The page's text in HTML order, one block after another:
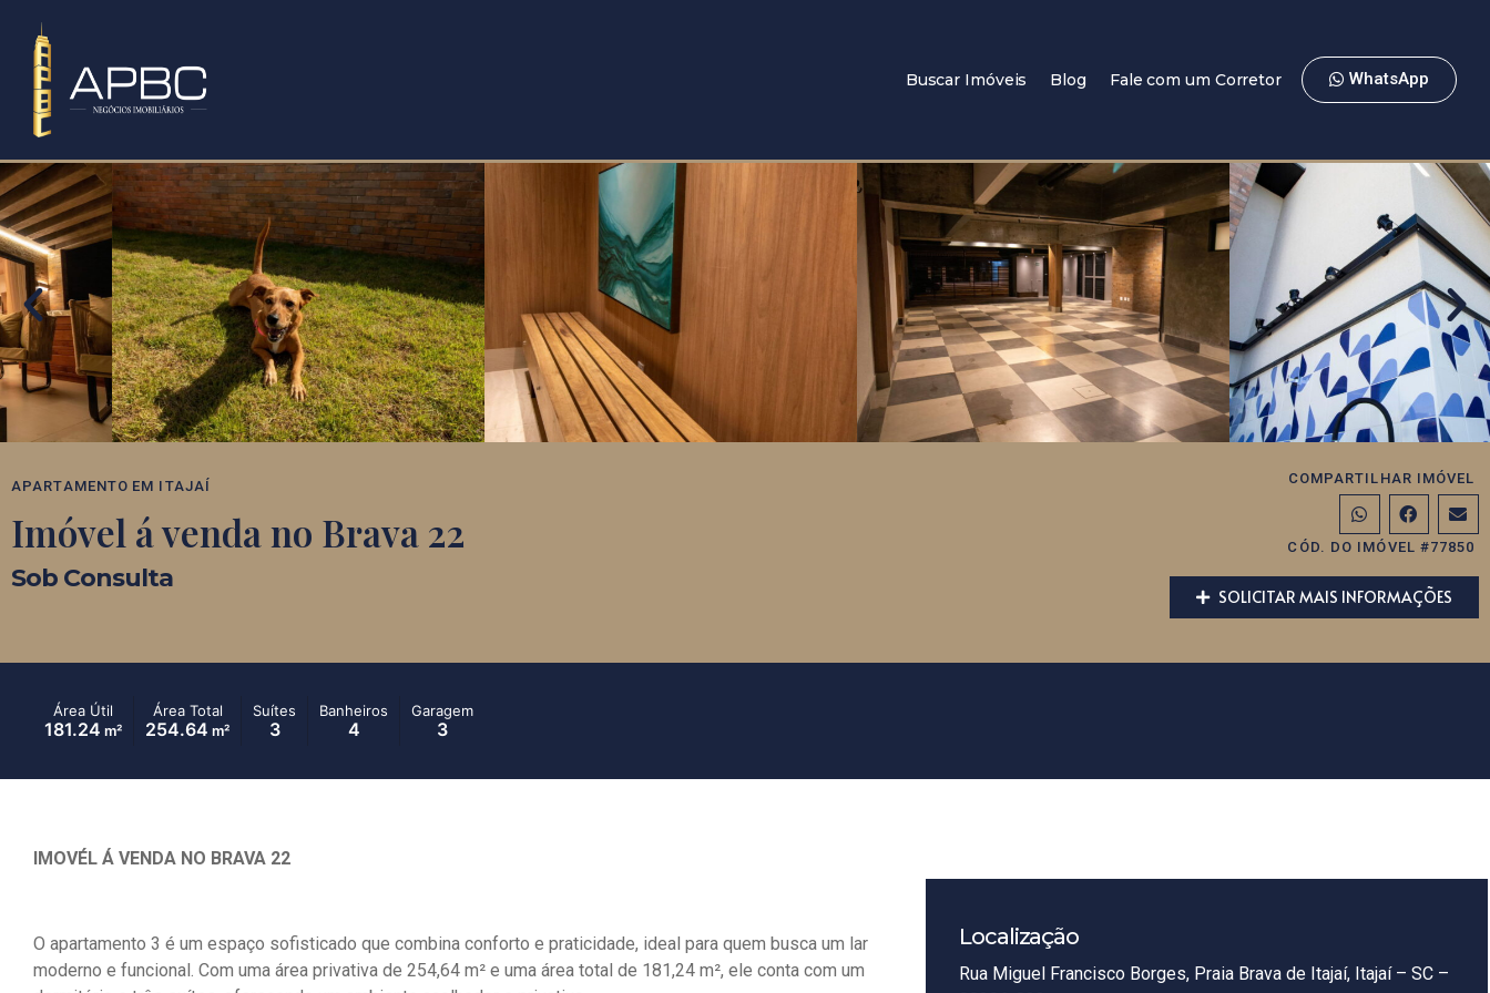
Buscar Imóveis Blog Fale com um Corretor WhatsApp
APARTAMENTO EM ITAJAÍ
Imóvel á venda no Brava 22
Sob Consulta
COMPARTILHAR IMÓVEL
CÓD. DO IMÓVEL #77850
SOLICITAR MAIS INFORMAÇÕES
Área Útil
181.24 m²
Área Total
254.64 m²
Suítes
3
Banheiros
4
Garagem
3
IMOVÉL Á VENDA NO BRAVA 22
O apartamento 3 é um espaço sofisticado que combina conforto e praticidade, ideal para quem busca um lar
moderno e funcional. Com uma área privativa de 254,64 m² e uma área total de 181,24 m², ele conta com um
Localização
Rua Miguel Francisco Borges, Praia Brava de Itajaí, Itajaí – SC –